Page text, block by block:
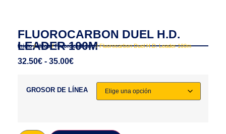
FLUOROCARBON DUEL H.D.
LEADER 100M
Inicio/Hilos/Fluorocarbono/ Fluorocarbon Duel H.D. Leader 100m
32.50€ - 35.00€
GROSOR DE LÍNEA